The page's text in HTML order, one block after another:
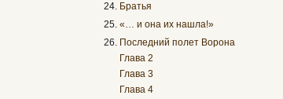
Братья
«… и она их нашла!»
Последний полет Ворона
Глава 2
Глава 3
Глава 4